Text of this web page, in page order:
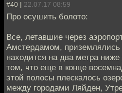
#40 | 22.07.17 08:59
Про осушить болото:
Все, летавшие через
Амстердамом, приземлялись
находится на два метра
том, что еще в конце
этой полосы плескалось
между городами Ляйден,